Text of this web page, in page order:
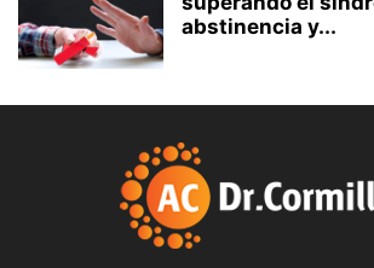
abstinencia y...